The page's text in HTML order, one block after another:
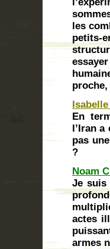
les
petits-
En
l’Iran
pas
?
Noam
Je suis
actes
armes